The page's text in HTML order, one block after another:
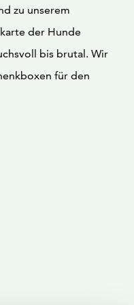
zu unserem
der Hunde
bis brutal. Wir
für den